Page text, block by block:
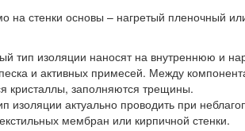
на стенки основы – нагретый пленочный
тип изоляции наносят на внутреннюю и
и активных примесей. Между
кристаллы, заполняются трещины.
изоляции актуально проводить при
мембран или кирпичной стенки.